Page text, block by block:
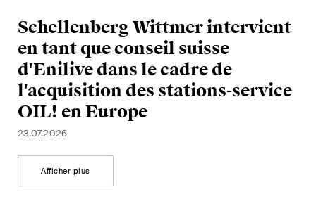
Schellenberg Wittmer intervient
en tant que conseil suisse
d'Enilive dans le cadre de
l'acquisition des stations-service
OIL! en Europe
23.07.2026
Afficher plus